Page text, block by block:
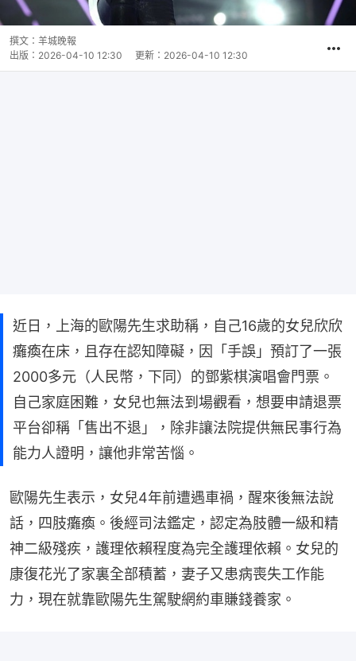
撰文： 羊城晚報
出版： 2026-04-10 12:30 更新： 2026-04-10 12:30
近日，上海的歐陽先生求助稱，自己16歲的女兒欣欣
癱瘓在床，且存在認知障礙，因「手誤」預訂了一張
2000多元（人民幣，下同）的鄧紫棋演唱會門票。
自己家庭困難，女兒也無法到場觀看，想要申請退票
平台卻稱「售出不退」，除非讓法院提供無民事行為
能力人證明，讓他非常苦惱。
歐陽先生表示，女兒4年前遭遇車禍，醒來後無法說
話，四肢癱瘓。後經司法鑑定，認定為肢體一級和精
神二級殘疾，護理依賴程度為完全護理依賴。女兒的
康復花光了家裏全部積蓄，妻子又患病喪失工作能
力，現在就靠歐陽先生駕駛網約車賺錢養家。